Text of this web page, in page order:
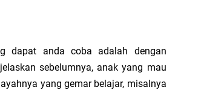
dapat anda coba adalah dengan
sebelumnya, anak yang mau
yang gemar belajar, misalnya